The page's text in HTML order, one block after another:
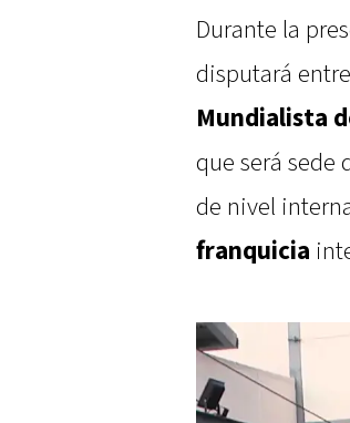
Durante la
disputará entre
Mundialista
que será sede
de nivel
franquicia